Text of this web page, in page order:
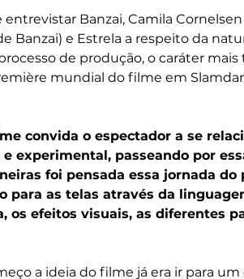
Banzai, Camila
Banzai) e Estrela a respeito da
de produção, o caráter mais
mundial do filme em
convida o espectador a se
experimental, passeando por
foi pensada essa jornada do
para as telas através da
os efeitos visuais, as diferentes
a ideia do filme já era ir para